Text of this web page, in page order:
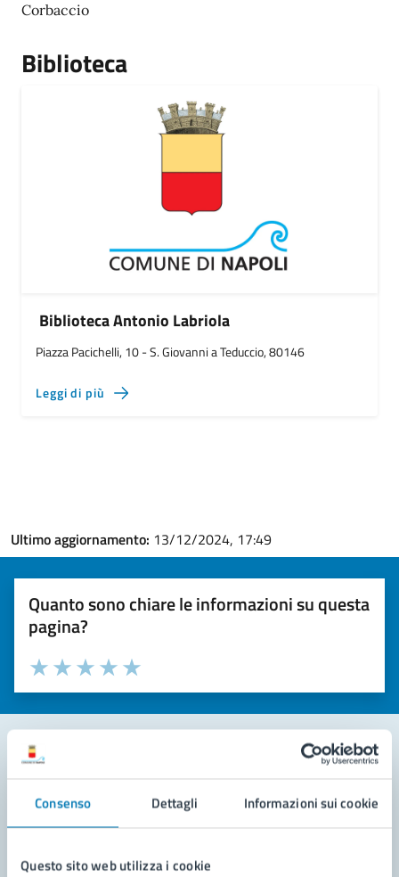
Consenso Dettagli Informazioni sui cookie
Questo sito web utilizza i cookie
Corbaccio
Biblioteca
Biblioteca Antonio Labriola
Piazza Pacichelli, 10 - S. Giovanni a Teduccio, 80146
Leggi di più
Ultimo aggiornamento: 13/12/2024, 17:49
Quanto sono chiare le informazioni su questa
pagina?
Valuta la chiarezza delle informazioni (da 1 a 5 stelle)
Seleziona il numero di stelle per valutare la chiarezza delle
Valuta 5 stelle su 5
Valuta 4 stelle su 5
Valuta 3 stelle su 5
Valuta 2 stelle su 5
Valuta 1 stelle su 5
Leggi le domande frequenti
Richiedi assistenza